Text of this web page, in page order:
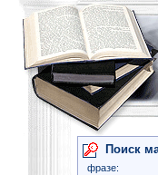
Поиск
фразе: